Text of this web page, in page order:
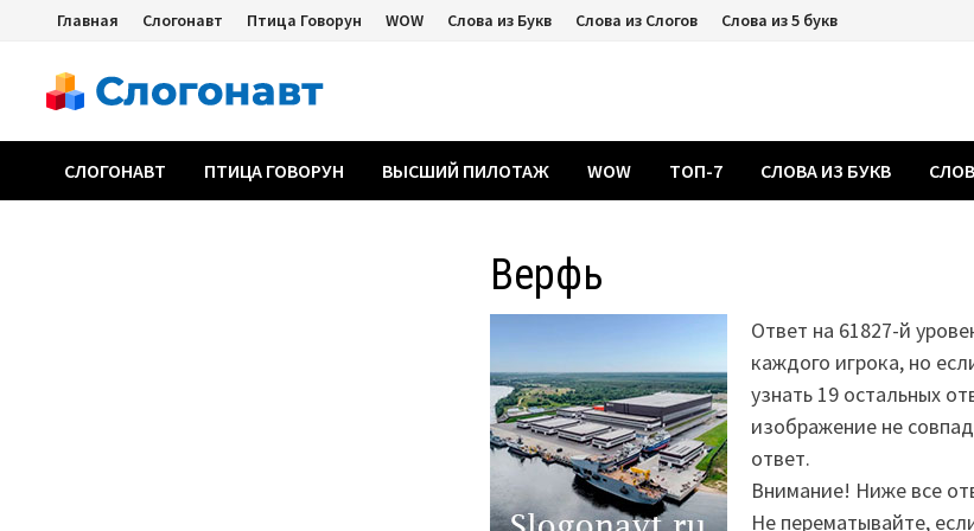
Перейти
содержимому
Главная Слогонавт Птица Говорун WOW Слова из Букв Слова из Слогов Слова из 5 букв
СЛОГОНАВТ ПТИЦА ГОВОРУН ВЫСШИЙ ПИЛОТАЖ WOW ТОП-7 СЛОВА ИЗ БУКВ
Верфь
Ответ на 61827-й
каждого игрока, но
узнать 19 остальных
изображение не
ответ.
Внимание! Ниже все
Не перематывайте,